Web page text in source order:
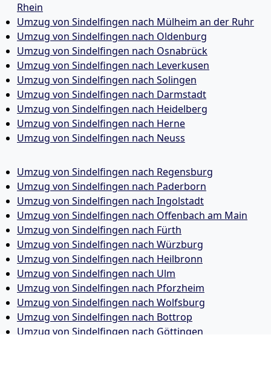
Rhein
Umzug von Sindelfingen nach Mülheim an der Ruhr
Umzug von Sindelfingen nach Oldenburg
Umzug von Sindelfingen nach Osnabrück
Umzug von Sindelfingen nach Leverkusen
Umzug von Sindelfingen nach Solingen
Umzug von Sindelfingen nach Darmstadt
Umzug von Sindelfingen nach Heidelberg
Umzug von Sindelfingen nach Herne
Umzug von Sindelfingen nach Neuss
Umzug von Sindelfingen nach Regensburg
Umzug von Sindelfingen nach Paderborn
Umzug von Sindelfingen nach Ingolstadt
Umzug von Sindelfingen nach Offenbach am Main
Umzug von Sindelfingen nach Fürth
Umzug von Sindelfingen nach Würzburg
Umzug von Sindelfingen nach Heilbronn
Umzug von Sindelfingen nach Ulm
Umzug von Sindelfingen nach Pforzheim
Umzug von Sindelfingen nach Wolfsburg
Umzug von Sindelfingen nach Bottrop
Umzug von Sindelfingen nach Göttingen